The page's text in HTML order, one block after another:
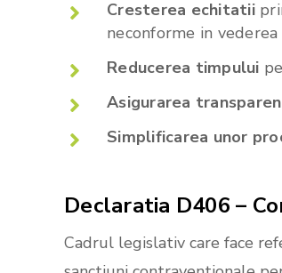
Cresterea echitatii
neconforme in
Reducerea timpului
Asigurarea
Simplificarea unor
Declaratia D406 –
Cadrul legislativ care face